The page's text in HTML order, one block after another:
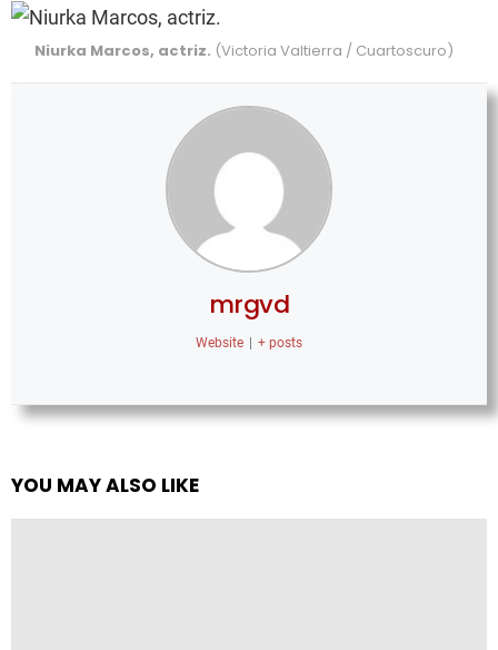
Niurka Marcos, actriz. (Victoria Valtierra / Cuartoscuro)
mrgvd
Website | + posts
YOU MAY ALSO LIKE